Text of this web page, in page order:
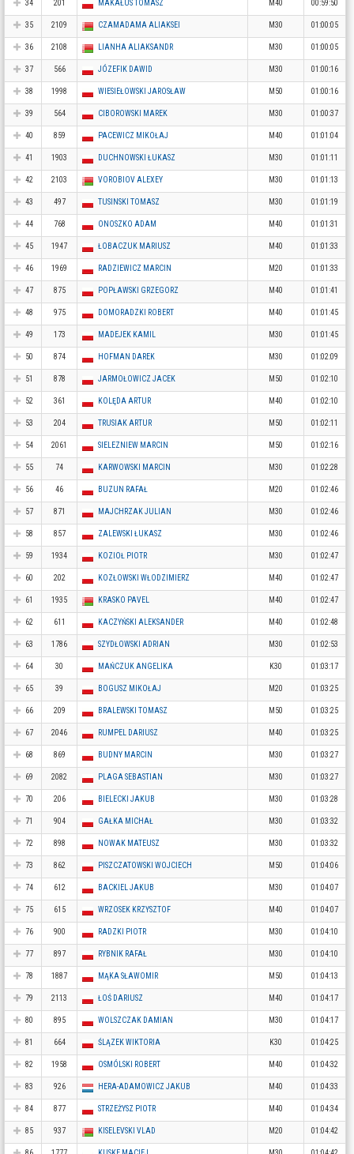
34 201 MAKAŁUS TOMASZ M40 00:59:50
35 2109 CZAMADAMA ALIAKSEI M30 01:00:05
36 2108 LIANHA ALIAKSANDR M30 01:00:05
37 566 JÓZEFIK DAWID M30 01:00:16
38 1998 WIESIEŁOWSKI JAROSŁAW M50 01:00:16
39 564 CIBOROWSKI MAREK M30 01:00:37
40 859 PACEWICZ MIKOŁAJ M40 01:01:04
41 1903 DUCHNOWSKI ŁUKASZ M30 01:01:11
42 2103 VOROBIOV ALEXEY M30 01:01:13
43 497 TUSINSKI TOMASZ M30 01:01:19
44 768 ONOSZKO ADAM M40 01:01:31
45 1947 ŁOBACZUK MARIUSZ M40 01:01:33
46 1969 RADZIEWICZ MARCIN M20 01:01:33
47 875 POPŁAWSKI GRZEGORZ M40 01:01:41
48 975 DOMORADZKI ROBERT M40 01:01:45
49 173 MADEJEK KAMIL M30 01:01:45
50 874 HOFMAN DAREK M30 01:02:09
51 878 JARMOŁOWICZ JACEK M50 01:02:10
52 361 KOLĘDA ARTUR M40 01:02:10
53 204 TRUSIAK ARTUR M50 01:02:11
54 2061 SIELEZNIEW MARCIN M50 01:02:16
55 74 KARWOWSKI MARCIN M30 01:02:28
56 46 BUZUN RAFAŁ M20 01:02:46
57 871 MAJCHRZAK JULIAN M30 01:02:46
58 857 ZALEWSKI ŁUKASZ M30 01:02:46
59 1934 KOZIOŁ PIOTR M30 01:02:47
60 202 KOZŁOWSKI WŁODZIMIERZ M40 01:02:47
61 1935 KRASKO PAVEL M40 01:02:47
62 611 KACZYŃSKI ALEKSANDER M40 01:02:48
63 1786 SZYDŁOWSKI ADRIAN M30 01:02:53
64 30 MAŃCZUK ANGELIKA K30 01:03:17
65 39 BOGUSZ MIKOŁAJ M20 01:03:25
66 209 BRALEWSKI TOMASZ M50 01:03:25
67 2046 RUMPEL DARIUSZ M40 01:03:25
68 869 BUDNY MARCIN M30 01:03:27
69 2082 PLAGA SEBASTIAN M30 01:03:27
70 206 BIELECKI JAKUB M30 01:03:28
71 904 GAŁKA MICHAŁ M30 01:03:32
72 898 NOWAK MATEUSZ M30 01:03:32
73 862 PISZCZATOWSKI WOJCIECH M50 01:04:06
74 612 BACKIEL JAKUB M30 01:04:07
75 615 WRZOSEK KRZYSZTOF M40 01:04:07
76 900 RADZKI PIOTR M30 01:04:10
77 897 RYBNIK RAFAŁ M30 01:04:10
78 1887 MĄKA SŁAWOMIR M50 01:04:13
79 2113 ŁOŚ DARIUSZ M40 01:04:17
80 895 WOLSZCZAK DAMIAN M30 01:04:17
81 664 ŚLĄZEK WIKTORIA K30 01:04:25
82 1958 OSMÓLSKI ROBERT M40 01:04:32
83 926 HERA-ADAMOWICZ JAKUB M40 01:04:33
84 877 STRZEŻYSZ PIOTR M40 01:04:34
85 937 KISELEVSKI VLAD M20 01:04:42